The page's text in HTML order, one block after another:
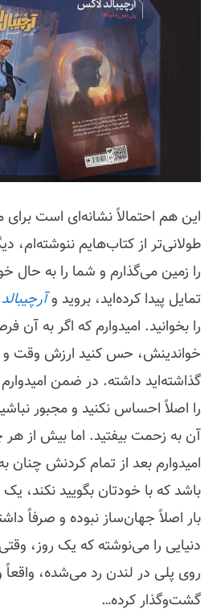
این هم احتمالاً نشانه‌ای است
طولانی‌تر از کتاب‌هایم
را زمین می‌گذارم و شما را به حال
تمایل پیدا کرده‌اید، بروید و
را بخوانید. امیدوارم که اگر به آن
خواندینش، حس کنید ارزش وقت و
گذاشته‌اید داشته. در ضمن
را اصلاً احساس نکنید و مجبور
آن به زحمت بیفتید. اما بیش از
امیدوارم بعد از تمام کردنش چنان
باشد که با خودتان بگویید نکند،
بار اصلاً جهان‌ساز نبوده و صرفاً
دنیایی را می‌نوشته که یک روز،
روی پلی در لندن رد می‌شده،
گشت‌وگذار کرده…